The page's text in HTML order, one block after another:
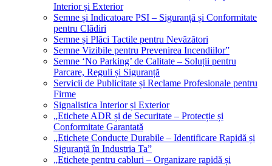
Interior și Exterior
Semne și Indicatoare PSI – Siguranță și Conformitate
pentru Clădiri
Semne și Plăci Tactile pentru Nevăzători
Semne Vizibile pentru Prevenirea Incendiilor”
Semne ‘No Parking’ de Calitate – Soluții pentru
Parcare, Reguli și Siguranță
Servicii de Publicitate și Reclame Profesionale pentru
Firme
Signalistica Interior și Exterior
„Etichete ADR și de Securitate – Protecție și
Conformitate Garantată
„Etichete Conducte Durabile – Identificare Rapidă și
Siguranță în Industria Ta”
„Etichete pentru cabluri – Organizare rapidă și